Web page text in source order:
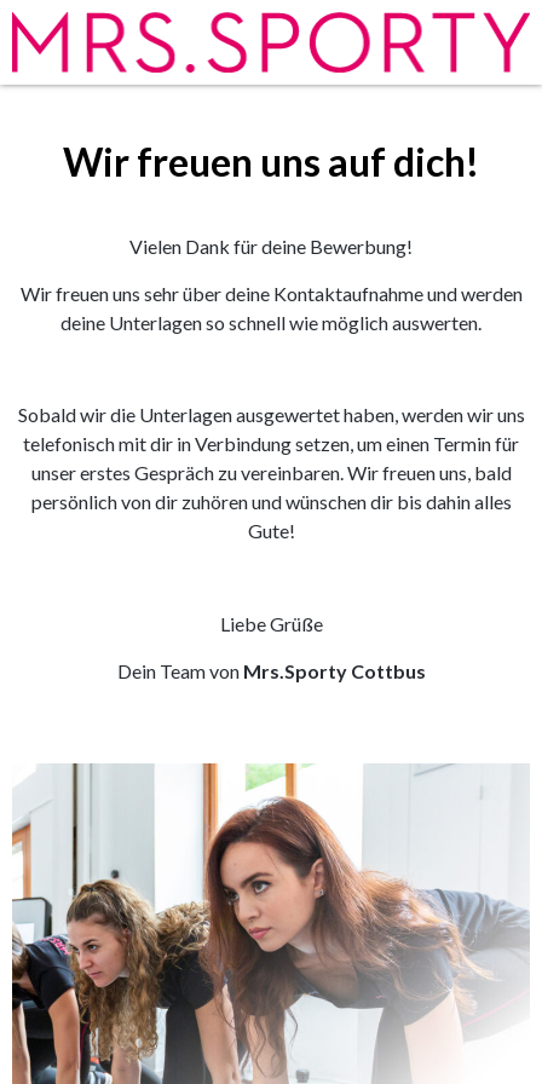
Wir freuen uns auf dich!
Vielen Dank für deine Bewerbung!
Wir freuen uns sehr über deine Kontaktaufnahme und werden
deine Unterlagen so schnell wie möglich auswerten.
Sobald wir die Unterlagen ausgewertet haben, werden wir uns
telefonisch mit dir in Verbindung setzen, um einen Termin für
unser erstes Gespräch zu vereinbaren. Wir freuen uns, bald
persönlich von dir zuhören und wünschen dir bis dahin alles
Gute!
Liebe Grüße
Dein Team von Mrs.Sporty Cottbus